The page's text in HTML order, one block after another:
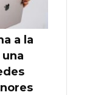
a la